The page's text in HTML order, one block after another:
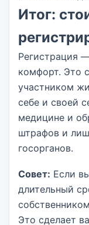
Итог:
Регистрация
комфорт. Это
участником
себе и своей
медицине и
штрафов и
госорганов.
Совет: Если
длительный
Это сделает